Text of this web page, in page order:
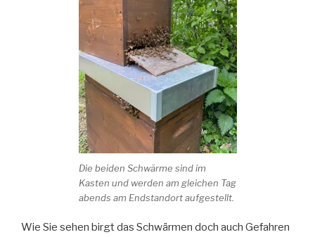
Die beiden Schwärme sind im
Kasten und werden am gleichen Tag
abends am Endstandort aufgestellt.
Wie Sie sehen birgt das Schwärmen doch auch Gefahren